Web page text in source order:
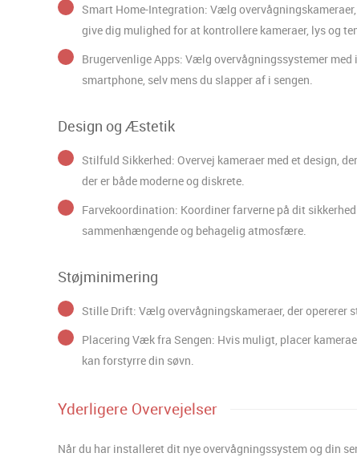
Smart Home-Integration: Vælg
give dig mulighed for at kontrollere kameraer, lys og
Brugervenlige Apps: Vælg overvågningssystemer
smartphone, selv mens du slapper af i sengen.
Design og Æstetik
Stilfuld Sikkerhed: Overvej kameraer med et design,
der er både moderne og diskrete.
Farvekoordination: Koordiner farverne på dit
sammenhængende og behagelig atmosfære.
Støjminimering
Stille Drift: Vælg overvågningskameraer, der opererer
Placering Væk fra Sengen: Hvis muligt, placer
kan forstyrre din søvn.
Yderligere Overvejelser
Når du har installeret dit nye overvågningssystem og din